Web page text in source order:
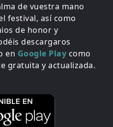
de vuestra mano
festival, así como
de honor y
descargaros
en Google Play como
gratuita y actualizada.